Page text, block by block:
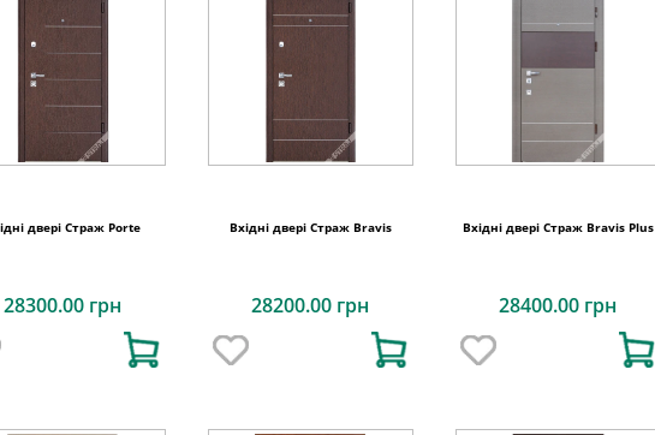
двері Страж Porte
28300.00 грн
Вхідні двері Страж Bravis
28200.00 грн
Вхідні двері Страж Bravis Plus
28400.00 грн